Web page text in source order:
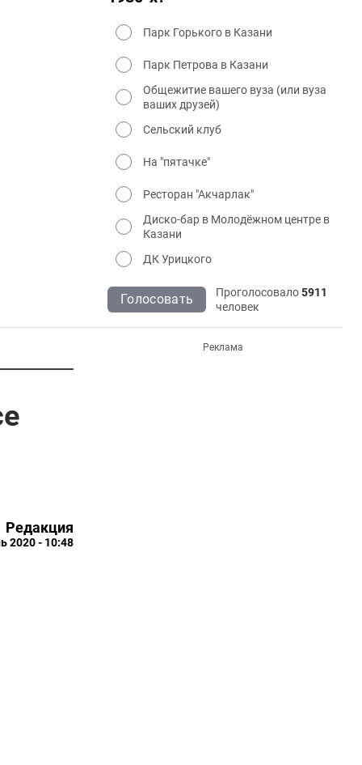
Парк Горького в Казани
Парк Петрова в Казани
Общежитие вашего вуза (или вуза
ваших друзей)
Сельский клуб
На "пятачке"
Ресторан "Акчарлак"
Диско-бар в Молодёжном центре в
Казани
ДК Урицкого
Голосовать Проголосовало5911
человек
Редакция
2020 - 10:48
Реклама